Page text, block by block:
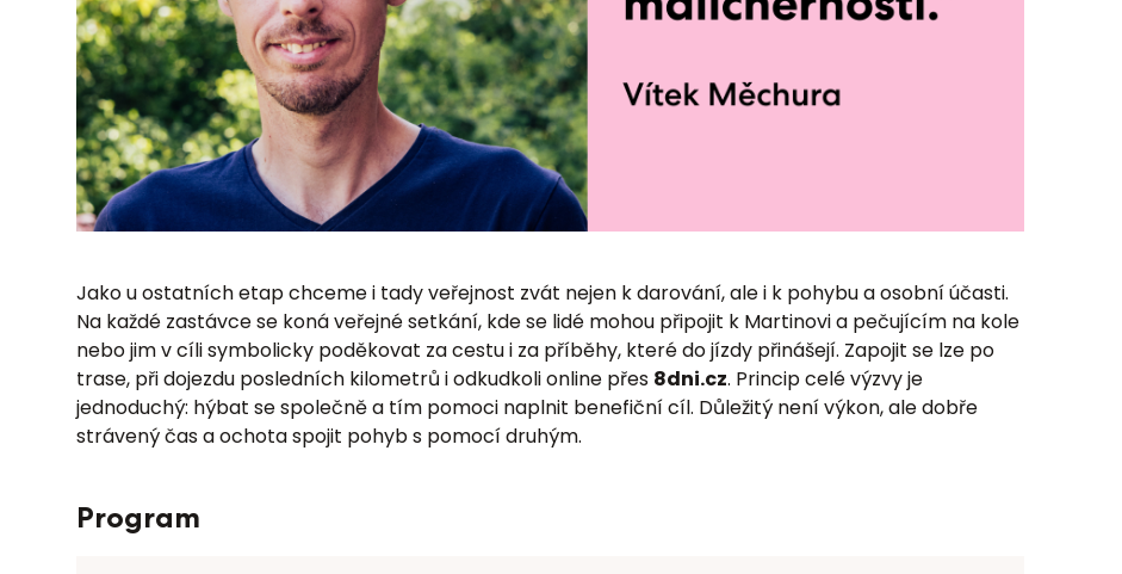
Jako u ostatních etap chceme i tady veřejnost zvát nejen k darování, ale i k pohybu a osobní účasti.
Na každé zastávce se koná veřejné setkání, kde se lidé mohou připojit k Martinovi a pečujícím na kole
nebo jim v cíli symbolicky poděkovat za cestu i za příběhy, které do jízdy přinášejí. Zapojit se lze po
trase, při dojezdu posledních kilometrů i odkudkoli online přes 8dni.cz. Princip celé výzvy je
jednoduchý: hýbat se společně a tím pomoci naplnit benefiční cíl. Důležitý není výkon, ale dobře
strávený čas a ochota spojit pohyb s pomocí druhým.
Program